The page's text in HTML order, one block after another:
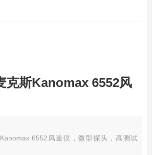
克斯Kanomax 6552风
6552风速仪，微型探头，高测试